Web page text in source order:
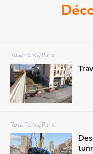
Rosa Parks, Paris
Rosa Parks, Paris